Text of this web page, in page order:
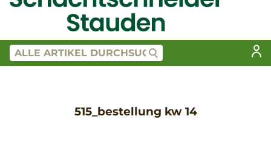
515_bestellung kw 14